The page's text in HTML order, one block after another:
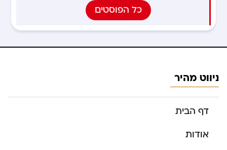
כל הפוסטים
ניווט מהיר
דף הבית
אודות